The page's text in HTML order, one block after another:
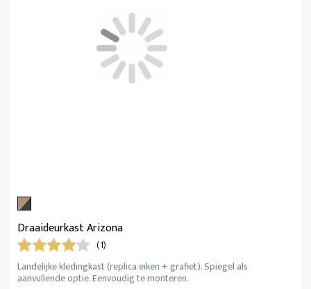
Draaideurkast Arizona
(1)
Landelijke kledingkast (replica eiken + grafiet). Spiegel als
aanvullende optie. Eenvoudig te monteren.